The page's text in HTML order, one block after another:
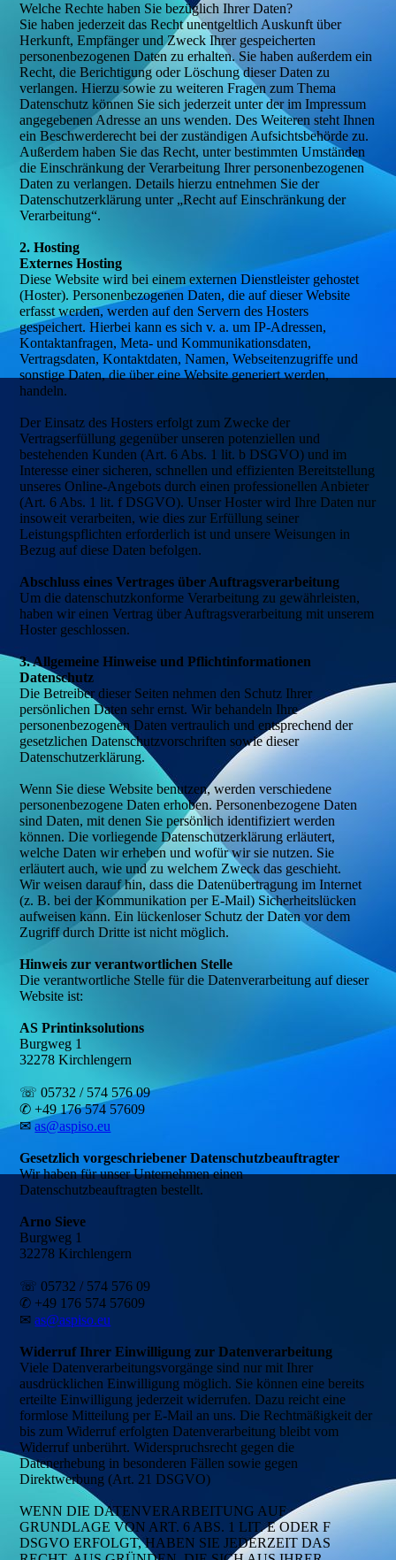
Welche Rechte haben Sie bezüglich Ihrer Daten?
Sie haben jederzeit das Recht unentgeltlich Auskunft über
Herkunft, Empfänger und Zweck Ihrer gespeicherten
personenbezogenen Daten zu erhalten. Sie haben außerdem ein
Recht, die Berichtigung oder Löschung dieser Daten zu
verlangen. Hierzu sowie zu weiteren Fragen zum Thema
Datenschutz können Sie sich jederzeit unter der im Impressum
angegebenen Adresse an uns wenden. Des Weiteren steht Ihnen
ein Beschwerderecht bei der zuständigen Aufsichtsbehörde zu.
Außerdem haben Sie das Recht, unter bestimmten Umständen
die Einschränkung der Verarbeitung Ihrer personenbezogenen
Daten zu verlangen. Details hierzu entnehmen Sie der
Datenschutzerklärung unter „Recht auf Einschränkung der
Verarbeitung“.
2. Hosting
Externes Hosting
Diese Website wird bei einem externen Dienstleister gehostet
(Hoster). Personenbezogenen Daten, die auf dieser Website
erfasst werden, werden auf den Servern des Hosters
gespeichert. Hierbei kann es sich v. a. um IP-Adressen,
Kontaktanfragen, Meta- und Kommunikationsdaten,
Vertragsdaten, Kontaktdaten, Namen, Webseitenzugriffe und
sonstige Daten, die über eine Website generiert werden,
handeln.
Der Einsatz des Hosters erfolgt zum Zwecke der
Vertragserfüllung gegenüber unseren potenziellen und
bestehenden Kunden (Art. 6 Abs. 1 lit. b DSGVO) und im
Interesse einer sicheren, schnellen und effizienten Bereitstellung
unseres Online-Angebots durch einen professionellen Anbieter
(Art. 6 Abs. 1 lit. f DSGVO). Unser Hoster wird Ihre Daten nur
insoweit verarbeiten, wie dies zur Erfüllung seiner
Leistungspflichten erforderlich ist und unsere Weisungen in
Bezug auf diese Daten befolgen.
Abschluss eines Vertrages über Auftragsverarbeitung
Um die datenschutzkonforme Verarbeitung zu gewährleisten,
haben wir einen Vertrag über Auftragsverarbeitung mit unserem
Hoster geschlossen.
3. Allgemeine Hinweise und Pflichtinformationen
Datenschutz
Die Betreiber dieser Seiten nehmen den Schutz Ihrer
persönlichen Daten sehr ernst. Wir behandeln Ihre
personenbezogenen Daten vertraulich und entsprechend der
gesetzlichen Datenschutzvorschriften sowie dieser
Datenschutzerklärung.
Wenn Sie diese Website benutzen, werden verschiedene
personenbezogene Daten erhoben. Personenbezogene Daten
sind Daten, mit denen Sie persönlich identifiziert werden
können. Die vorliegende Datenschutzerklärung erläutert,
welche Daten wir erheben und wofür wir sie nutzen. Sie
erläutert auch, wie und zu welchem Zweck das geschieht.
Wir weisen darauf hin, dass die Datenübertragung im Internet
(z. B. bei der Kommunikation per E-Mail) Sicherheitslücken
aufweisen kann. Ein lückenloser Schutz der Daten vor dem
Zugriff durch Dritte ist nicht möglich.
Hinweis zur verantwortlichen Stelle
Die verantwortliche Stelle für die Datenverarbeitung auf dieser
Website ist:
AS Printinksolutions
Burgweg 1
32278 Kirchlengern
☏ 05732 / 574 576 09
✆ +49 176 574 57609
✉as@aspiso.eu
Gesetzlich vorgeschriebener Datenschutzbeauftragter
Wir haben für unser Unternehmen einen
Datenschutzbeauftragten bestellt.
Arno Sieve
Burgweg 1
32278 Kirchlengern
☏ 05732 / 574 576 09
✆ +49 176 574 57609
✉as@aspiso.eu
Widerruf Ihrer Einwilligung zur Datenverarbeitung
Viele Datenverarbeitungsvorgänge sind nur mit Ihrer
ausdrücklichen Einwilligung möglich. Sie können eine bereits
erteilte Einwilligung jederzeit widerrufen. Dazu reicht eine
formlose Mitteilung per E-Mail an uns. Die Rechtmäßigkeit der
bis zum Widerruf erfolgten Datenverarbeitung bleibt vom
Widerruf unberührt. Widerspruchsrecht gegen die
Datenerhebung in besonderen Fällen sowie gegen
Direktwerbung (Art. 21 DSGVO)
WENN DIE DATENVERARBEITUNG AUF
GRUNDLAGE VON ART. 6 ABS. 1 LIT. E ODER F
DSGVO ERFOLGT, HABEN SIE JEDERZEIT DAS